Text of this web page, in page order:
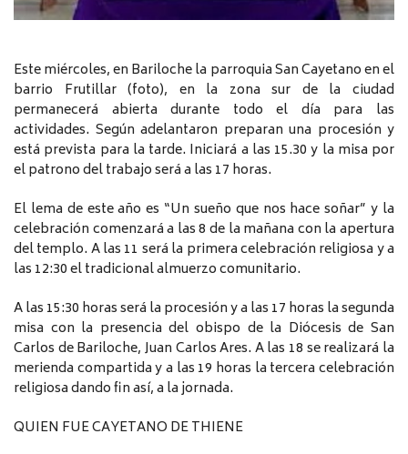
Este miércoles, en Bariloche la parroquia San Cayetano en el
barrio Frutillar (foto), en la zona sur de la ciudad
permanecerá abierta durante todo el día para las
actividades. Según adelantaron preparan una procesión y
está prevista para la tarde. Iniciará a las 15.30 y la misa por
el patrono del trabajo será a las 17 horas.
El lema de este año es “Un sueño que nos hace soñar” y la
celebración comenzará a las 8 de la mañana con la apertura
del templo. A las 11 será la primera celebración religiosa y a
las 12:30 el tradicional almuerzo comunitario.
A las 15:30 horas será la procesión y a las 17 horas la segunda
misa con la presencia del obispo de la Diócesis de San
Carlos de Bariloche, Juan Carlos Ares. A las 18 se realizará la
merienda compartida y a las 19 horas la tercera celebración
religiosa dando fin así, a la jornada.
QUIEN FUE CAYETANO DE THIENE